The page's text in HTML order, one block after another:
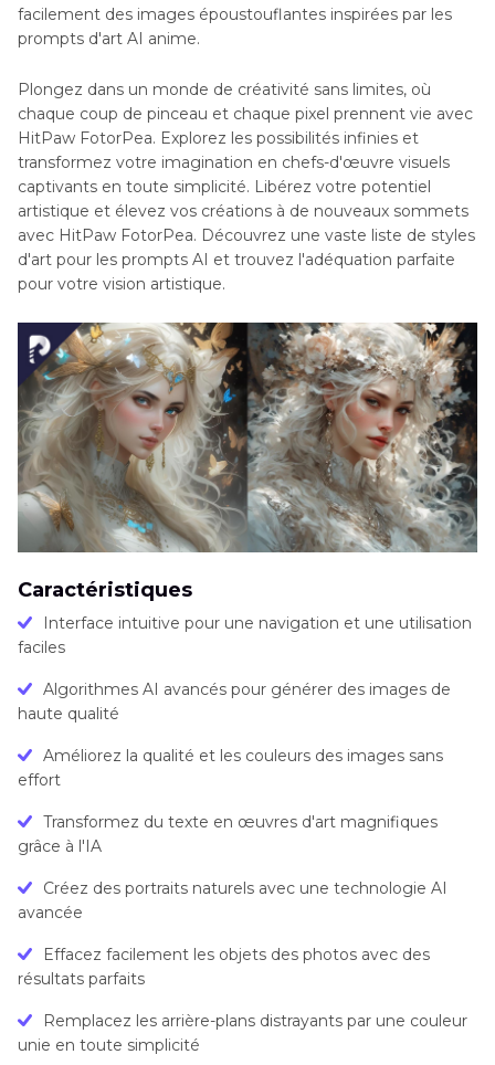
facilement des images époustouflantes inspirées par les
prompts d'art AI anime.
Plongez dans un monde de créativité sans limites, où
chaque coup de pinceau et chaque pixel prennent vie avec
HitPaw FotorPea. Explorez les possibilités infinies et
transformez votre imagination en chefs-d'œuvre visuels
captivants en toute simplicité. Libérez votre potentiel
artistique et élevez vos créations à de nouveaux sommets
avec HitPaw FotorPea. Découvrez une vaste liste de styles
d'art pour les prompts AI et trouvez l'adéquation parfaite
pour votre vision artistique.
Caractéristiques
Interface intuitive pour une navigation et une utilisation
faciles
Algorithmes AI avancés pour générer des images de
haute qualité
Améliorez la qualité et les couleurs des images sans
effort
Transformez du texte en œuvres d'art magnifiques
grâce à l'IA
Créez des portraits naturels avec une technologie AI
avancée
Effacez facilement les objets des photos avec des
résultats parfaits
Remplacez les arrière-plans distrayants par une couleur
unie en toute simplicité